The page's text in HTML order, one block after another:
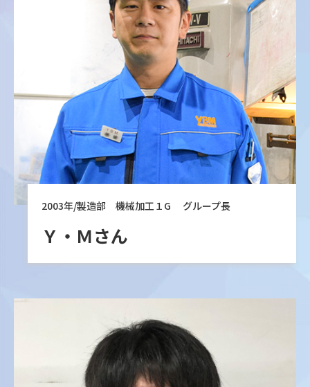
2003年/製造部 機械加工１G グループ長
Ｙ・Ｍさん